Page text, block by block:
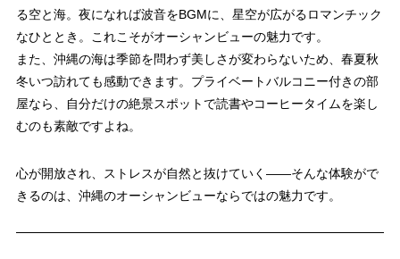
る空と海。夜になれば波音をBGMに、星空が広がるロマンチック
なひととき。これこそがオーシャンビューの魅力です。
また、沖縄の海は季節を問わず美しさが変わらないため、春夏秋
冬いつ訪れても感動できます。プライベートバルコニー付きの部
屋なら、自分だけの絶景スポットで読書やコーヒータイムを楽し
むのも素敵ですよね。
心が開放され、ストレスが自然と抜けていく――そんな体験がで
きるのは、沖縄のオーシャンビューならではの魅力です。